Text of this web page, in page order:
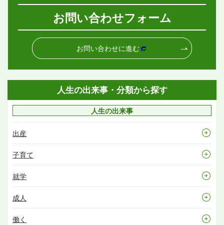
お問い合わせフォーム
お問い合わせに進む
人生の出来事・分類から探す
人生の出来事
出産
子育て
就学
成人
働く